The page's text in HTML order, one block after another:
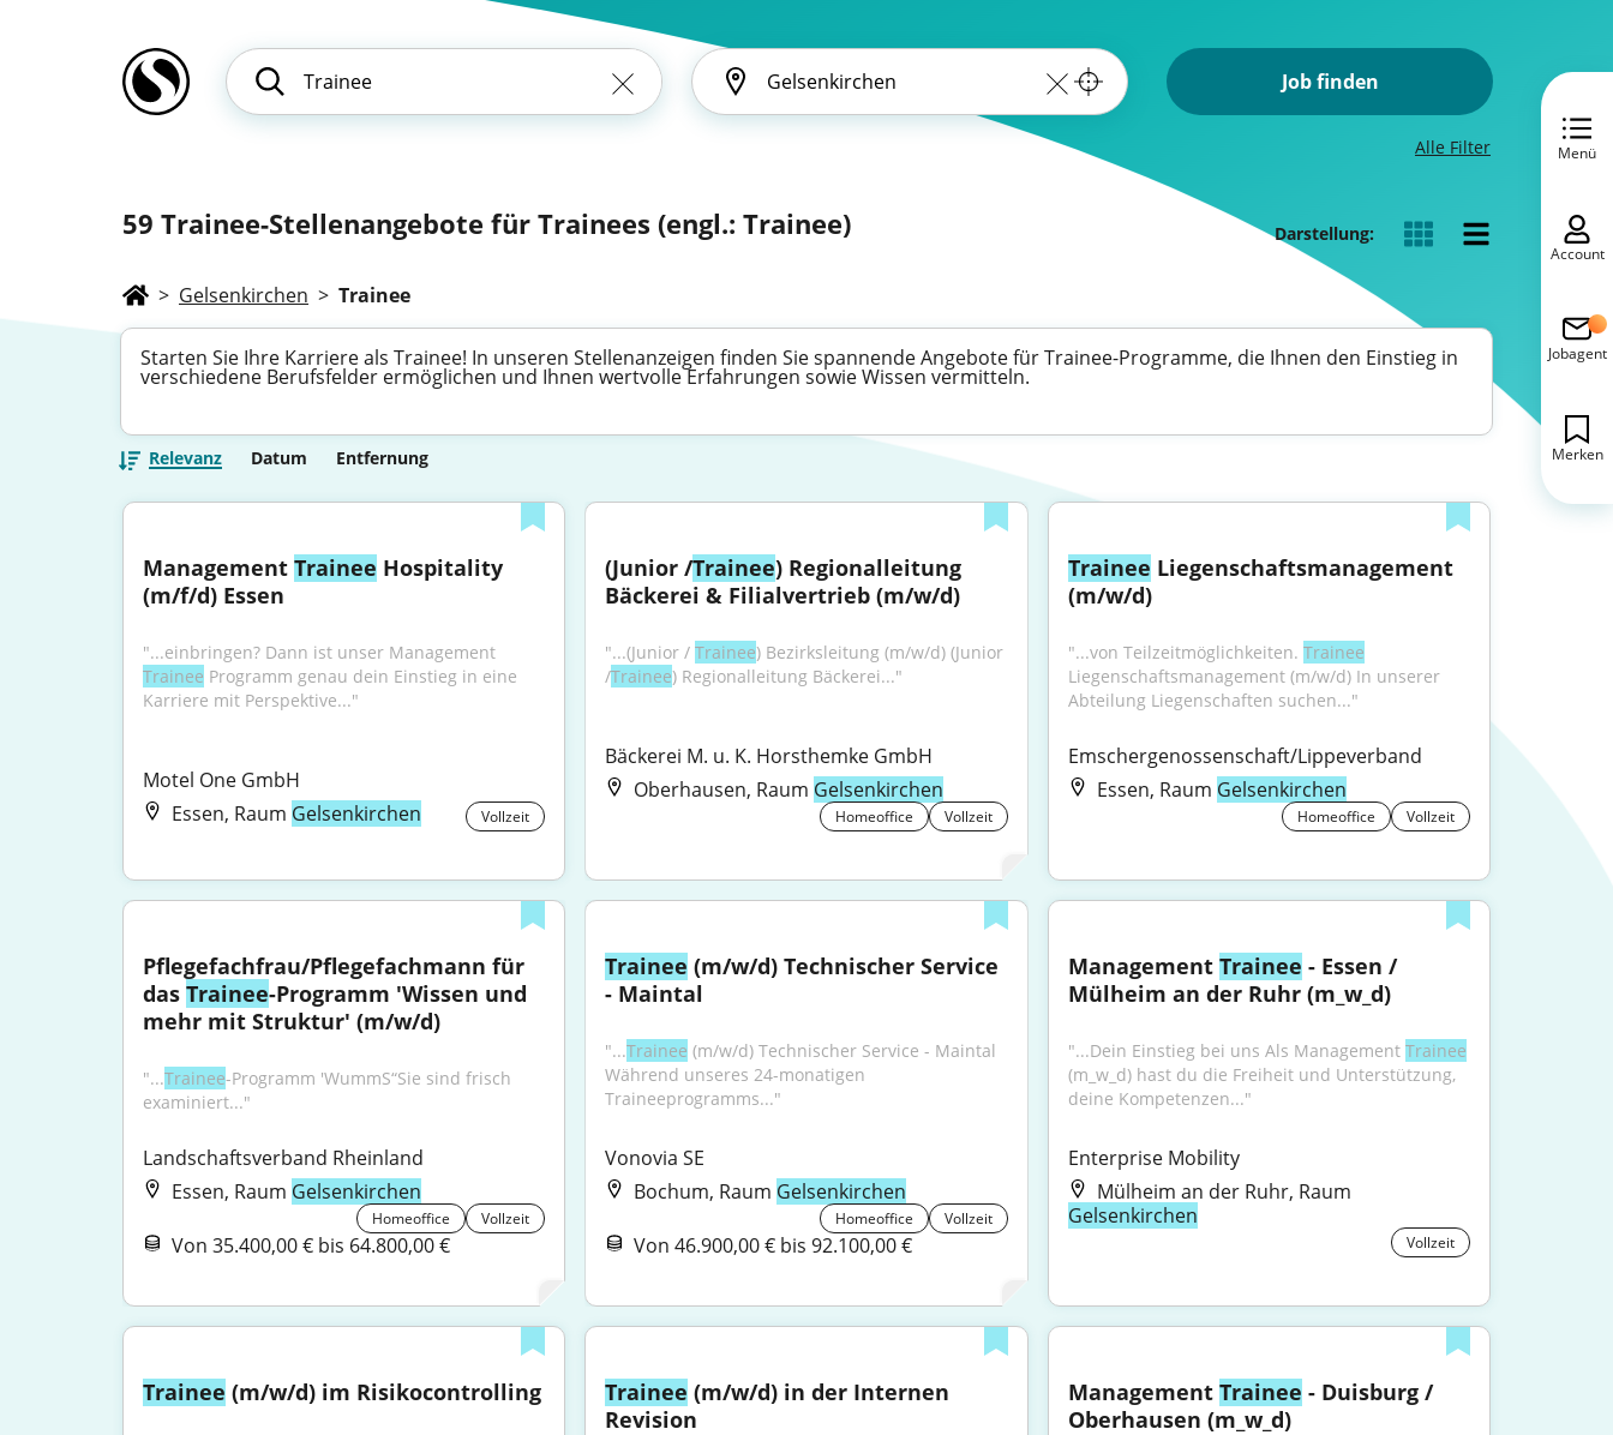
Job finden
Alle Filter
59 Trainee-Stellenangebote für Trainees (engl.: Trainee) Darstellung:
> Gelsenkirchen > Trainee
Starten Sie Ihre Karriere als Trainee! In unseren Stellenanzeigen finden Sie spannende Angebote für Trainee-Programme, die Ihnen den Einstieg in
verschiedene Berufsfelder ermöglichen und Ihnen wertvolle Erfahrungen sowie Wissen vermitteln.
Relevanz Datum Entfernung
Management Trainee Hospitality
(m/f/d) Essen
Trainee Programm genau dein Einstieg in eine
Karriere mit Perspektive..."
Motel One GmbH
Essen, Raum Gelsenkirchen Vollzeit
(Junior /Trainee) Regionalleitung
Bäckerei & Filialvertrieb (m/w/d)
"...(Junior / Trainee) Bezirksleitung (m/w/d) (Junior
/Trainee) Regionalleitung Bäckerei..."
Bäckerei M. u. K. Horsthemke GmbH
Oberhausen, Raum Gelsenkirchen
Homeoffice Vollzeit
Trainee Liegenschaftsmanagement
(m/w/d)
"...von Teilzeitmöglichkeiten. Trainee
Liegenschaftsmanagement (m/w/d) In unserer
Abteilung Liegenschaften suchen..."
Emschergenossenschaft/Lippeverband
Essen, Raum Gelsenkirchen
Homeoffice Vollzeit
Pflegefachfrau/Pflegefachmann für
das Trainee-Programm 'Wissen und
mehr mit Struktur' (m/w/d)
"...Trainee-Programm 'WummS“Sie sind frisch
examiniert..."
Landschaftsverband Rheinland
Essen, Raum Gelsenkirchen
Homeoffice Vollzeit
Von 35.400,00 € bis 64.800,00 €
Trainee (m/w/d) Technischer Service
- Maintal
"...Trainee (m/w/d) Technischer Service - Maintal
Während unseres 24-monatigen
Traineeprogramms..."
Vonovia SE
Bochum, Raum Gelsenkirchen
Homeoffice Vollzeit
Von 46.900,00 € bis 92.100,00 €
Management Trainee - Essen /
Mülheim an der Ruhr (m_w_d)
"...Dein Einstieg bei uns Als Management Trainee
(m_w_d) hast du die Freiheit und Unterstützung,
deine Kompetenzen..."
Enterprise Mobility
Mülheim an der Ruhr, Raum
Gelsenkirchen
Vollzeit
Trainee (m/w/d) im Risikocontrolling Trainee (m/w/d) in der Internen
Revision
Management Trainee - Duisburg /
Oberhausen (m_w_d)
Menü
Account
Jobagent
Merken